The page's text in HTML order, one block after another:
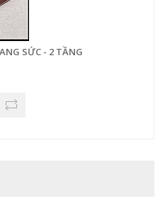
SỨC - 2 TẦNG